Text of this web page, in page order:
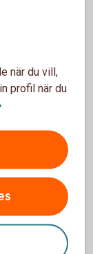
mot
vill.
du får tid
när du vill,
profil när du